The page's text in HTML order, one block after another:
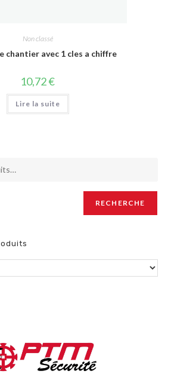
Non classé
chantier avec 1 cles a chiffre
10,72€
Lire la suite
RECHERCHE